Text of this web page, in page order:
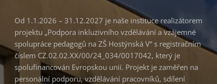
Od 1.1.2026 – 31.12.2027 je naše instituce realizátorem
projektu „Podpora inkluzivního vzdělávání a vzájemné
spolupráce pedagogů na ZŠ Hostýnská V“ s registračním
číslem CZ.02.02.XX/00/24_034/0017042, který je
spolufinancován Evropskou unií. Projekt je zaměřen na
personální podporu, vzdělávání pracovníků, sdílení